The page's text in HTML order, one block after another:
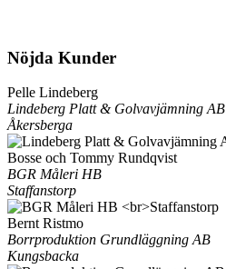
Nöjda Kunder
Pelle Lindeberg
Lindeberg Platt & Golvavjämning AB
Åkersberga
Bosse och Tommy Rundqvist
BGR Måleri HB
Staffanstorp
Bernt Ristmo
Borrproduktion Grundläggning AB
Kungsbacka